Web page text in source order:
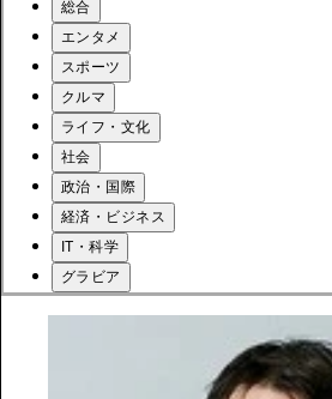
総合
エンタメ
スポーツ
クルマ
ライフ・文化
社会
政治・国際
経済・ビジネス
IT・科学
グラビア